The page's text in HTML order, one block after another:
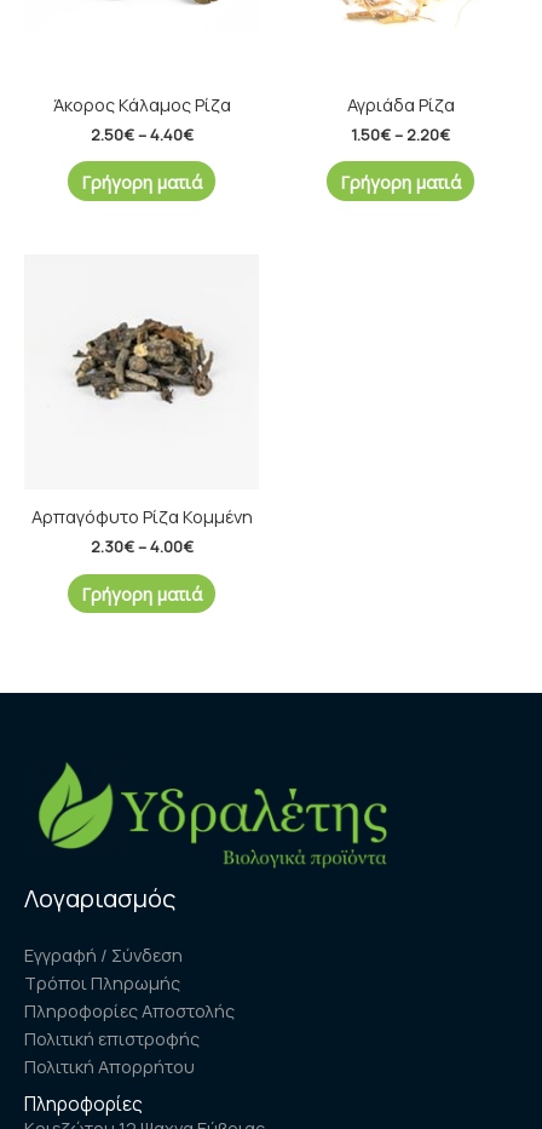
Άκορος Κάλαμος Ρίζα
2.50€–4.40€
Γρήγορη ματιά
Αγριάδα Ρίζα
1.50€– 2.20€
Γρήγορη ματιά
Αρπαγόφυτο Ρίζα Κομμένη
2.30€–4.00€
4.00€
Γρήγορη ματιά
Λογαριασμός
Εγγραφή / Σύνδεση
Τρόποι Πληρωμής
Πληροφορίες Αποστολής
Πολιτική επιστροφής
Πολιτική Απορρήτου
Πληροφορίες